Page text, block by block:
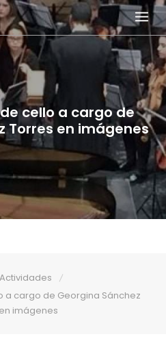
cello a cargo de
Torres en imágenes
Actividades
a cargo de Georgina Sánchez
imágenes